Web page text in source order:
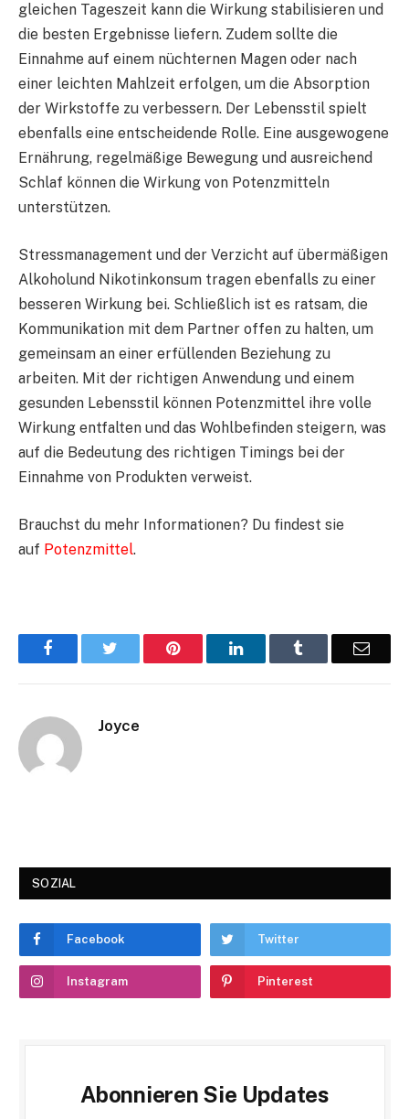
gleichen Tageszeit kann die Wirkung stabilisieren und
die besten Ergebnisse liefern. Zudem sollte die
Einnahme auf einem nüchternen Magen oder nach
einer leichten Mahlzeit erfolgen, um die Absorption
der Wirkstoffe zu verbessern. Der Lebensstil spielt
ebenfalls eine entscheidende Rolle. Eine ausgewogene
Ernährung, regelmäßige Bewegung und ausreichend
Schlaf können die Wirkung von Potenzmitteln
unterstützen.
Stressmanagement und der Verzicht auf übermäßigen
Alkoholund Nikotinkonsum tragen ebenfalls zu einer
besseren Wirkung bei. Schließlich ist es ratsam, die
Kommunikation mit dem Partner offen zu halten, um
gemeinsam an einer erfüllenden Beziehung zu
arbeiten. Mit der richtigen Anwendung und einem
gesunden Lebensstil können Potenzmittel ihre volle
Wirkung entfalten und das Wohlbefinden steigern, was
auf die Bedeutung des richtigen Timings bei der
Einnahme von Produkten verweist.
Brauchst du mehr Informationen? Du findest sie
auf Potenzmittel.
Facebook Pinterest LinkedIn Email
Joyce
SOZIAL
Facebook Twitter
Instagram Pinterest
Abonnieren Sie Updates